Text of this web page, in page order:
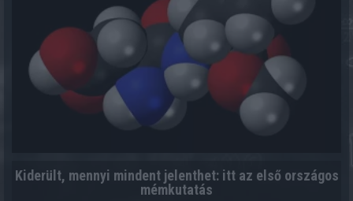
Kiderült, mennyi mindent jelenthet: itt az első országos
mémkutatás